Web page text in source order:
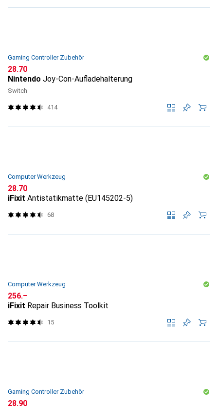
Gaming Controller Zubehör
CHF
28.70
Nintendo Joy-Con-Aufladehalterung
Switch
414
Computer Werkzeug
CHF
28.70
iFixit Antistatikmatte (EU145202-5)
68
Computer Werkzeug
CHF
256.–
iFixit Repair Business Toolkit
15
Gaming Controller Zubehör
CHF
28.90